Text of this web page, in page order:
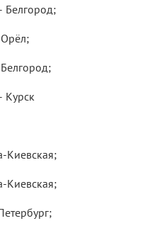
Белгород;
Курск
Киевская;
Киевская;